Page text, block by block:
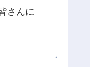
さんに